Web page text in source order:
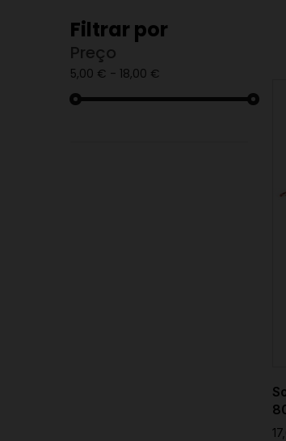
Filtrar por
Preço
5,00 € - 18,00 €